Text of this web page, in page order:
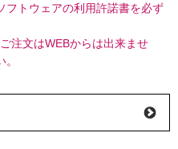
フトウェアの利用許諾書を必ず
注文はWEBからは出来ませ